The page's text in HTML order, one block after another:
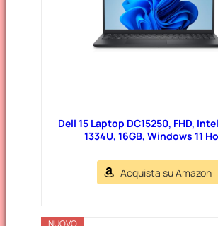
Dell 15 Laptop DC15250, FHD,
1334U, 16GB, Windows 11
Acquista su Amazon
NUOVO